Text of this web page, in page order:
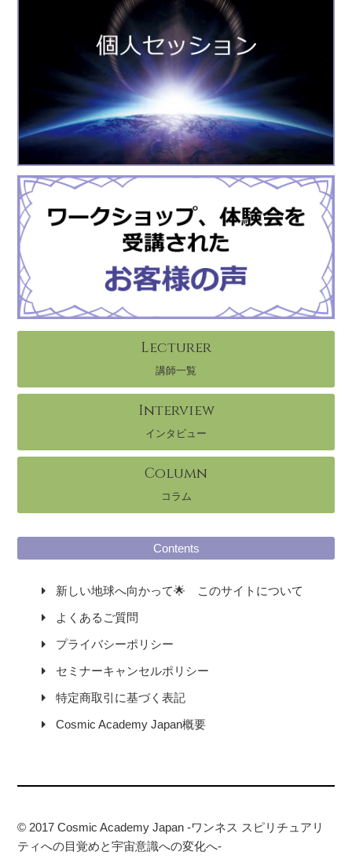
Lecturer
講師一覧
Interview
インタビュー
Column
コラム
Contents
新しい地球へ向かって🌟 このサイトについて
よくあるご質問
プライバシーポリシー
セミナーキャンセルポリシー
特定商取引に基づく表記
Cosmic Academy Japan概要
© 2017 Cosmic Academy Japan -ワンネス スピリチュアリ
ティへの目覚めと宇宙意識への変化へ-